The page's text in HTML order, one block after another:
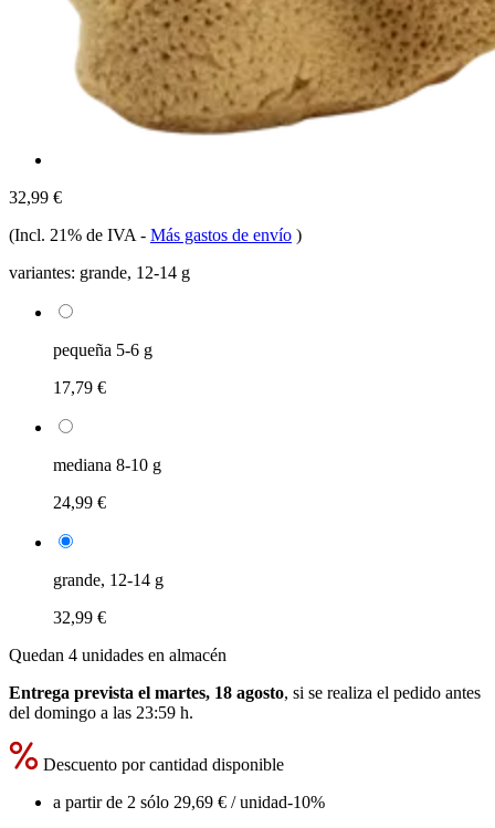
32,99 €
(Incl. 21% de IVA - Más gastos de envío )
variantes: grande, 12-14 g
pequeña 5-6 g
17,79 €
mediana 8-10 g
24,99 €
grande, 12-14 g
32,99 €
Quedan 4 unidades en almacén
Entrega prevista el martes, 18 agosto, si se realiza el pedido antes
del domingo a las 23:59 h.
Descuento por cantidad disponible
a partir de 2 sólo 29,69 € / unidad-10%